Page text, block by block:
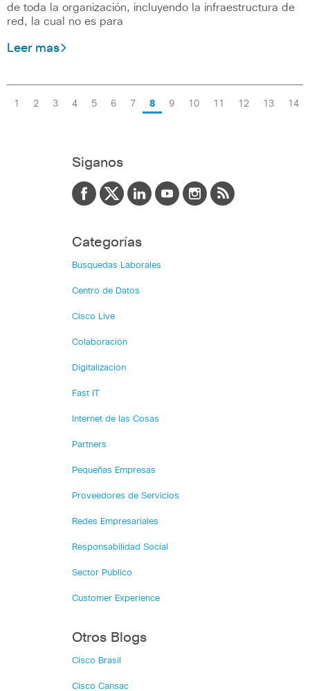
de toda la organización, incluyendo la infraestructura de
red, la cual no es para
Leer mas
1 2 3 4 5 6 7 8 9 10 11 12 13 14
Siganos
Categorías
Búsquedas Laborales
Centro de Datos
Cisco Live
Colaboración
Digitalización
Fast IT
Internet de las Cosas
Partners
Pequeñas Empresas
Proveedores de Servicios
Redes Empresariales
Responsabilidad Social
Sector Público
Customer Experience
Otros Blogs
Cisco Brasil
Cisco Cansac